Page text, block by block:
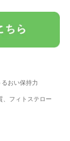
おい保持力
フィトステロー